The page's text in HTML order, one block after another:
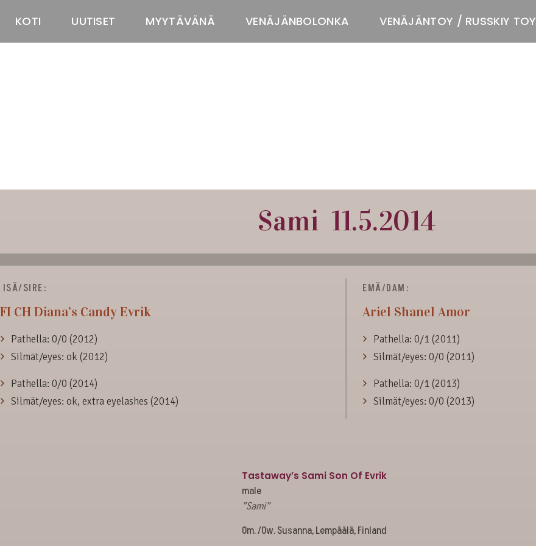
KOTI UUTISET MYYTÄVÄNÄ VENÄJÄNBOLONKA VENÄJÄNTOY / RUSSKIY TOY
Sami 11.5.2014
ISÄ/SIRE:
FI CHDiana’s Candy Evrik
Pathella: 0/0 (2012)
Silmät/eyes: ok (2012)
Pathella: 0/0 (2014)
Silmät/eyes: ok, extra eyelashes (2014)
EMÄ/DAM:
Ariel Shanel Amor
Pathella: 0/1 (2011)
Silmät/eyes: 0/0 (2011)
Pathella: 0/1 (2013)
Silmät/eyes: 0/0 (2013)
Tastaway’s Sami Son Of Evrik
male
”Sami”
Om. /Ow. Susanna, Lempäälä, Finland